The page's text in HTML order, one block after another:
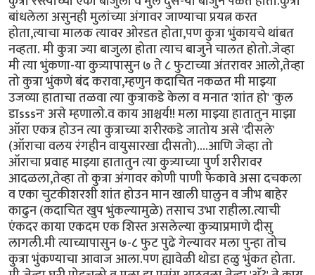
बांधलेला असुनही मुलांच्या अंगावर जाण्याचा प्रयत्न करत
होता,त्याचा मालक त्यावर ओरडत होता,पण कुत्रा भुंकायचे थांबत
नव्हता. मी कुत्रा ज्या बाजुला होता त्याच बाजुने चालत होतो.जेव्हा
मी त्या भुंकणा-या कुत्र्यापासुन ७ ते ८ फुटाच्या अंतरावर आलो,तेव्हा
तो कुत्रा भुंकणे बंद करावा,म्हणुन कदाचित नकळत मी माझ्या
उजव्या हाताचा तळवा त्या कुत्राकडे केला व मनात 'शांत हो' 'कुल
डाsssन' असे म्हणालो.व काय आश्चर्य!! मला माझ्या हातातुन माझा
ऑरा एकत्र होउन त्या कुत्राच्या शरीरकडे जातोय असे 'दीसले'
(ऑराचा वलय रंगहीन वायुसारखा दीसतो)....आणि जेव्हा तो
ऑराचा प्रवाह माझ्या हातातुन त्या कुत्र्याच्या पुर्ण शरीरावर
आदळला,तेव्हा तो कुत्रा अंगावर कोणी पाणी फेकावे असा दचकला
व एका चुटकीशरशी शांत होउन मान खाली घालुन व जीभ बाहेर
काढुन (कदाचित खुप भुंकल्यामुळे) तसाच उभा राहीला.त्याची
एंकदर काया एकदम एक शिस्त असलेल्या कुत्र्याप्रमाणे दीसु
लागली.मी त्याच्यापासुन ७-८ फुट पुढे गेल्यावर मला पुन्हा तोच
कुत्रा भुंकण्याचा आवाज आला.पण ह्यावेळी थोडा हळु भुंकत होता.